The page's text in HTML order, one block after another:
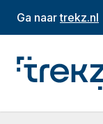
Ga naartrekz.nl